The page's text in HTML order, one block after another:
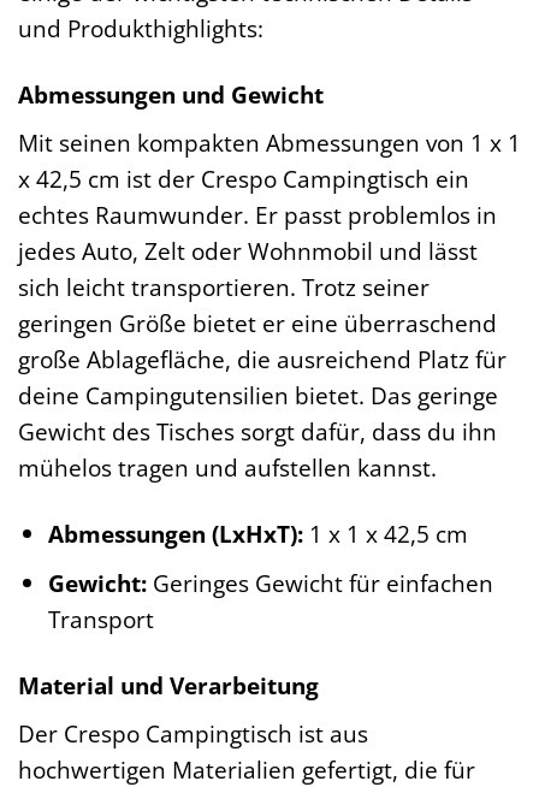
und Produkthighlights:
Abmessungen und Gewicht
Mit seinen kompakten Abmessungen von 1 x 1
x 42,5 cm ist der Crespo Campingtisch ein
echtes Raumwunder. Er passt problemlos in
jedes Auto, Zelt oder Wohnmobil und lässt
sich leicht transportieren. Trotz seiner
geringen Größe bietet er eine überraschend
große Ablagefläche, die ausreichend Platz für
deine Campingutensilien bietet. Das geringe
Gewicht des Tisches sorgt dafür, dass du ihn
mühelos tragen und aufstellen kannst.
Abmessungen (LxHxT):1 x 1 x 42,5 cm
Gewicht:Geringes Gewicht für einfachen
Transport
Material und Verarbeitung
Der Crespo Campingtisch ist aus
hochwertigen Materialien gefertigt, die für